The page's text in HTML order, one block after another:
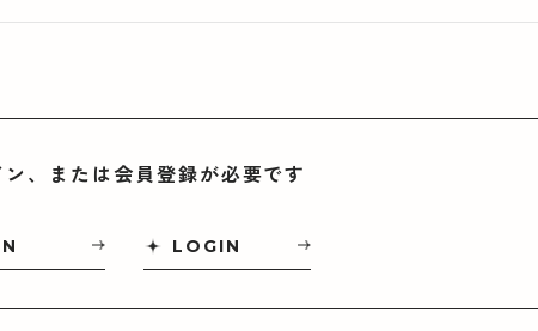
ン、または会員登録が必要です
LOGIN